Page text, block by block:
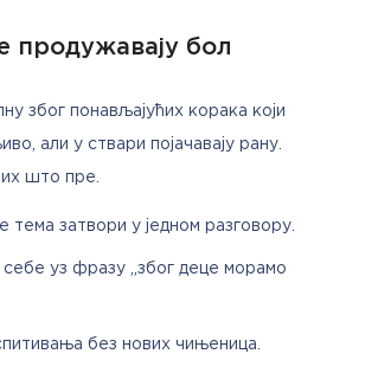
продужавају бол
због понављајућих корака који
али у ствари појачавају рану.
што пре.
тема затвори у једном разговору.
себе уз фразу „због деце морамо
без нових чињеница.